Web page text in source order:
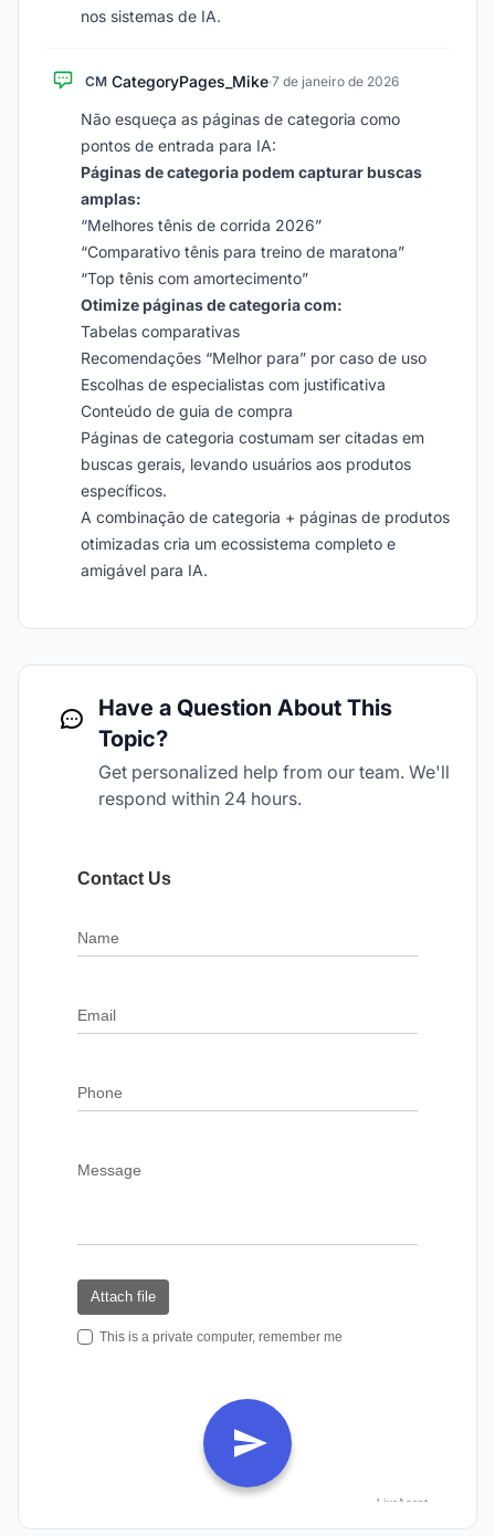
nos sistemas de IA.
CM CategoryPages_Mike·7 de janeiro de 2026
Não esqueça as páginas de categoria como
pontos de entrada para IA:
Páginas de categoria podem capturar buscas
amplas:
“Melhores tênis de corrida 2026”
“Comparativo tênis para treino de maratona”
“Top tênis com amortecimento”
Otimize páginas de categoria com:
Tabelas comparativas
Recomendações “Melhor para” por caso de uso
Escolhas de especialistas com justificativa
Conteúdo de guia de compra
Páginas de categoria costumam ser citadas em
buscas gerais, levando usuários aos produtos
específicos.
A combinação de categoria + páginas de produtos
otimizadas cria um ecossistema completo e
amigável para IA.
Have a Question About This
Topic?
Get personalized help from our team. We'll
respond within 24 hours.